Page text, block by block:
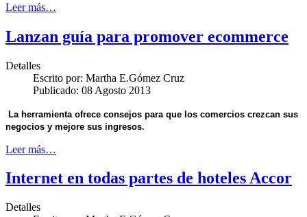
Leer más…
Lanzan guía para promover ecommerce
Detalles
Escrito por: Martha E.Gómez Cruz
Publicado: 08 Agosto 2013
La herramienta ofrece consejos para que los comercios crezcan sus
negocios y mejore sus ingresos.
Leer más…
Internet en todas partes de hoteles Accor
Detalles